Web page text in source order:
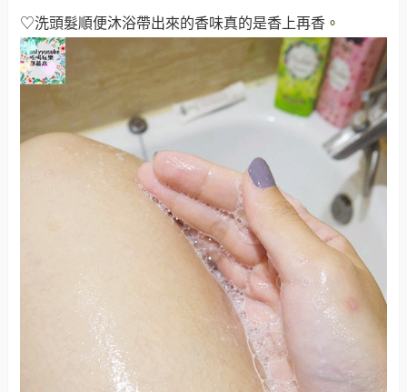
♡洗頭髮順便沐浴帶出來的香味真的是香上再香 。